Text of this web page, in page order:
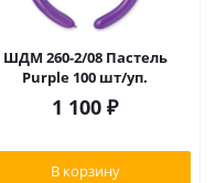
ШДМ 260-2/08 Пастель
Purple 100 шт/уп.
1 100 ₽
В корзину